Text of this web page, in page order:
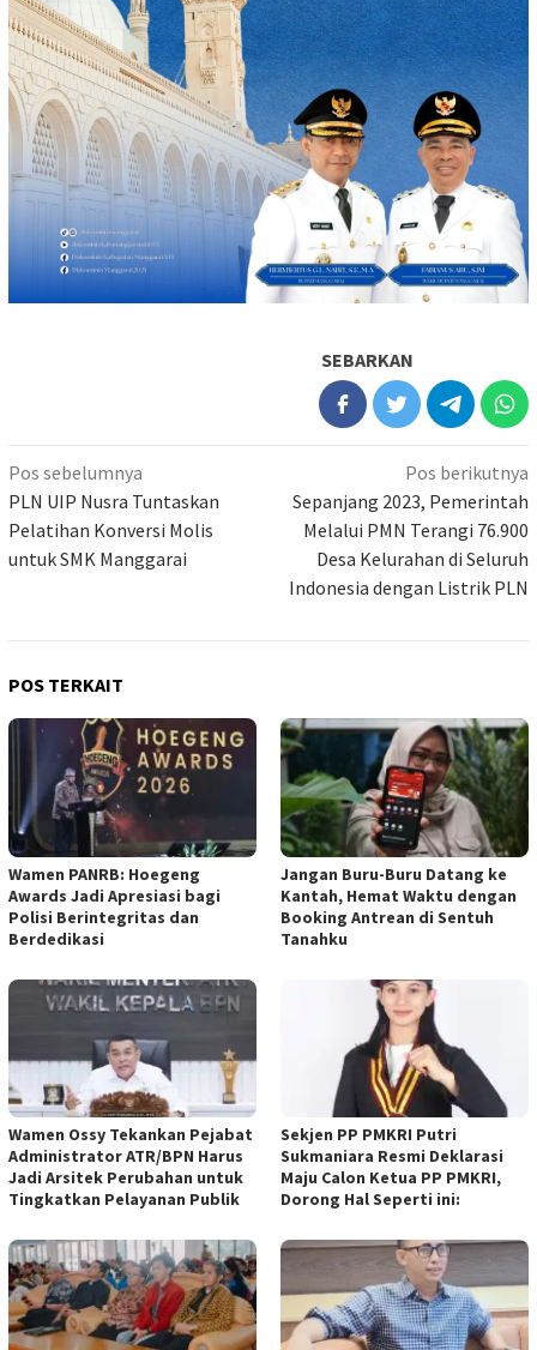
SEBARKAN
Navigasi
pos
Pos sebelumnya
PLN UIP Nusra Tuntaskan
Pelatihan Konversi Molis
untuk SMK Manggarai
Pos berikutnya
Sepanjang 2023, Pemerintah
Melalui PMN Terangi 76.900
Desa Kelurahan di Seluruh
Indonesia dengan Listrik PLN
POS TERKAIT
Wamen PANRB: Hoegeng
Awards Jadi Apresiasi bagi
Polisi Berintegritas dan
Berdedikasi
Jangan Buru-Buru Datang ke
Kantah, Hemat Waktu dengan
Booking Antrean di Sentuh
Tanahku
Wamen Ossy Tekankan Pejabat
Administrator ATR/BPN Harus
Jadi Arsitek Perubahan untuk
Tingkatkan Pelayanan Publik
Sekjen PP PMKRI Putri
Sukmaniara Resmi Deklarasi
Maju Calon Ketua PP PMKRI,
Dorong Hal Seperti ini: